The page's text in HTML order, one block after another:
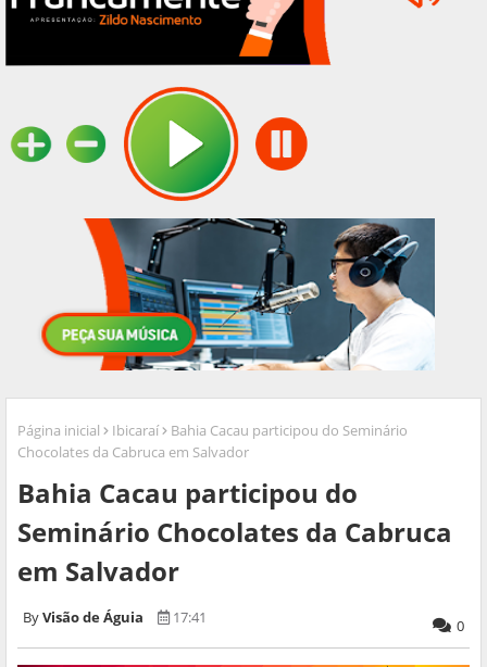
Página inicial Ibicaraí
Bahia Cacau participou do Seminário
Chocolates da Cabruca em Salvador
Bahia Cacau participou do
Seminário Chocolates da Cabruca
em Salvador
Visão de Águia 17:41 0